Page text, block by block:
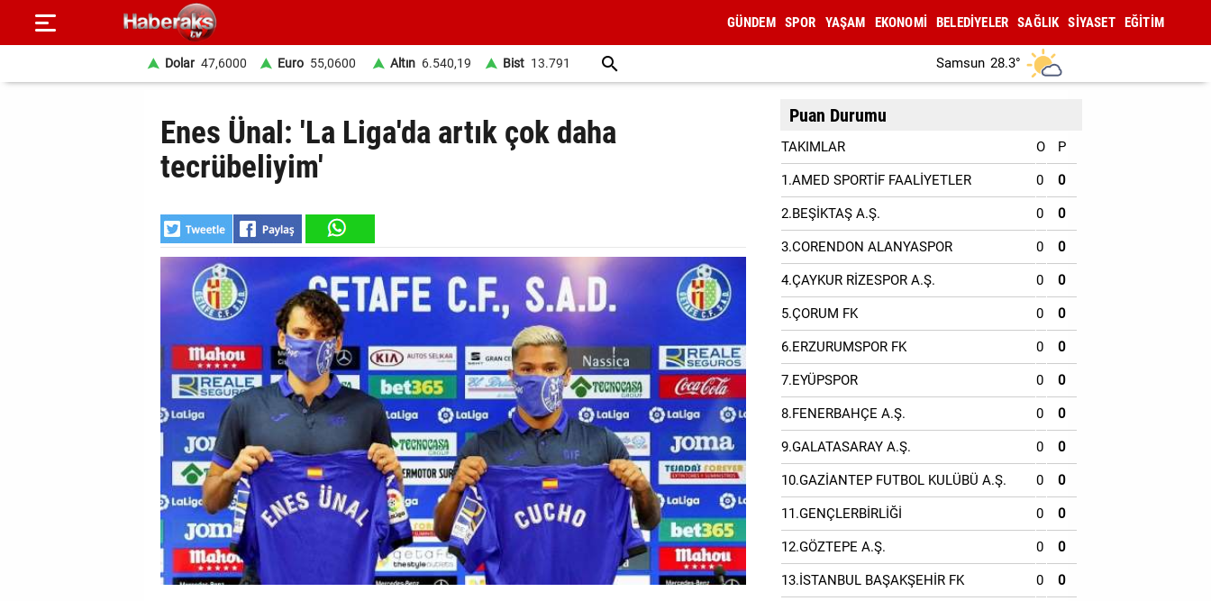
GÜNDEM SPOR YAŞAM EKONOMİ BELEDİYELER SAĞLIK SİYASET EĞİTİM
Dolar 47,6000 Euro 55,0600 Altın 6.540,19 Bist 13.791 Samsun 28.3°
Enes Ünal: 'La Liga'da artık çok daha
tecrübeliyim'
Puan Durumu
TAKIMLAR O P
1.AMED SPORTİF FAALİYETLER 0 0
2.BEŞİKTAŞ A.Ş. 0 0
3.CORENDON ALANYASPOR 0 0
4.ÇAYKUR RİZESPOR A.Ş. 0 0
5.ÇORUM FK 0 0
6.ERZURUMSPOR FK 0 0
7.EYÜPSPOR 0 0
8.FENERBAHÇE A.Ş. 0 0
9.GALATASARAY A.Ş. 0 0
10.GAZİANTEP FUTBOL KULÜBÜ A.Ş. 0 0
11.GENÇLERBİRLİĞİ 0 0
12.GÖZTEPE A.Ş. 0 0
13.İSTANBUL BAŞAKŞEHİR FK 0 0